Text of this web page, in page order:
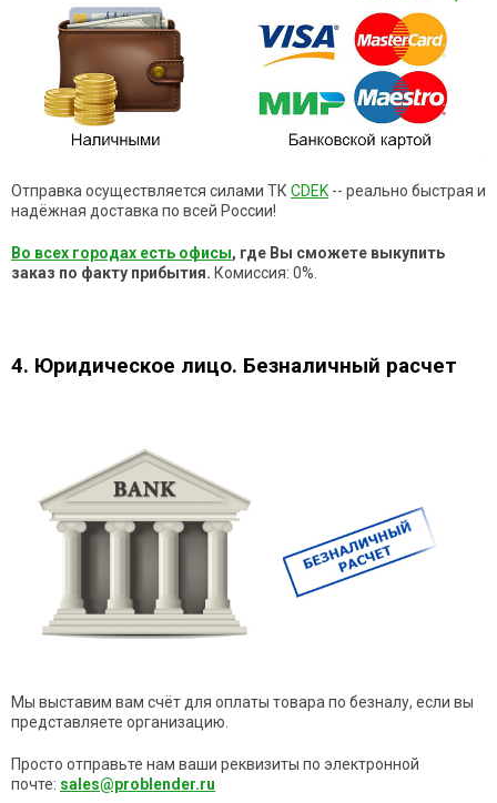
Отправка осуществляется силами ТК CDEK -- реально быстрая и
надёжная доставка по всей России!
Во всех городах есть офисы, где Вы сможете выкупить
заказ по факту прибытия. Комиссия: 0%.
4. Юридическое лицо. Безналичный расчет
Мы выставим вам счёт для оплаты товара по безналу, если вы
представляете организацию.
Просто отправьте нам ваши реквизиты по электронной
почте: sales@problender.ru